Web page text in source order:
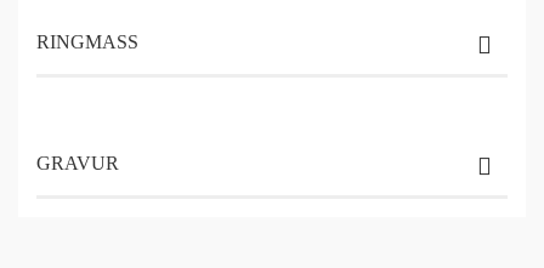
RINGMASS
GRAVUR